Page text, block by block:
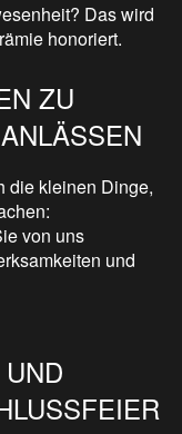
Das wird
honoriert.
ZU
die kleinen Dinge,
von uns
und